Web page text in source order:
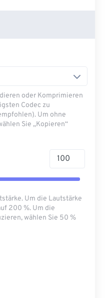
oder Komprimieren
Codec zu
Um ohne
Sie „Kopieren“
Um die Lautstärke
200 %. Um die
wählen Sie 50 %